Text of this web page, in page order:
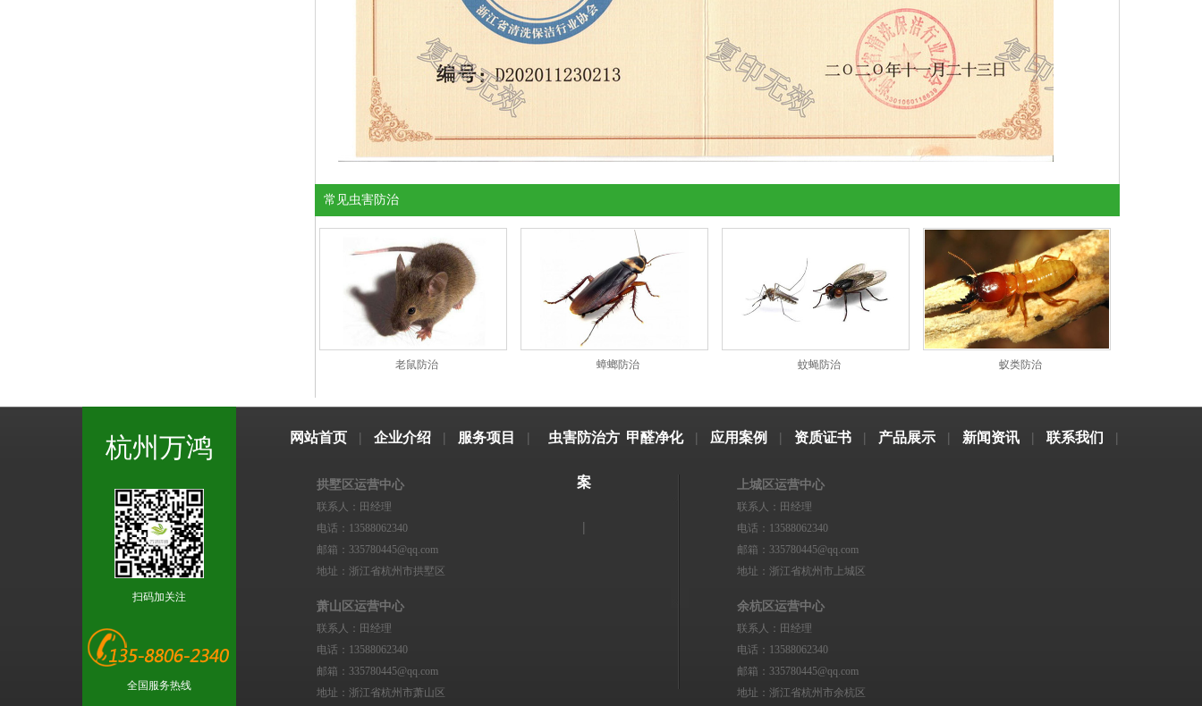
常见虫害防治
老鼠防治 蟑螂防治 蚊蝇防治 蚁类防治
杭州万鸿
扫码加关注
全国服务热线
网站首页 | 企业介绍 | 服务项目 | 虫害防治方
案
|
甲醛净化 | 应用案例 | 资质证书 | 产品展示 | 新闻资讯 | 联系我们 |
拱墅区运营中心
联系人：田经理
电话：13588062340
邮箱：335780445@qq.com
地址：浙江省杭州市拱墅区
上城区运营中心
联系人：田经理
电话：13588062340
邮箱：335780445@qq.com
地址：浙江省杭州市上城区
萧山区运营中心
联系人：田经理
电话：13588062340
邮箱：335780445@qq.com
地址：浙江省杭州市萧山区
余杭区运营中心
联系人：田经理
电话：13588062340
邮箱：335780445@qq.com
地址：浙江省杭州市余杭区